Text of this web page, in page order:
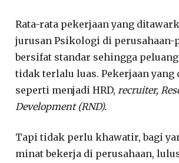
Rata-rata pekerjaan yang
jurusan Psikologi di perusahaan-
bersifat standar sehingga
tidak terlalu luas. Pekerjaan yang
seperti menjadi HRD, recruiter,
Development (RND).
Tapi tidak perlu khawatir, bagi
minat bekerja di perusahaan,